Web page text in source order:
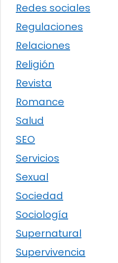
Redes sociales
Regulaciones
Relaciones
Religión
Revista
Romance
Salud
SEO
Servicios
Sexual
Sociedad
Sociología
Supernatural
Supervivencia